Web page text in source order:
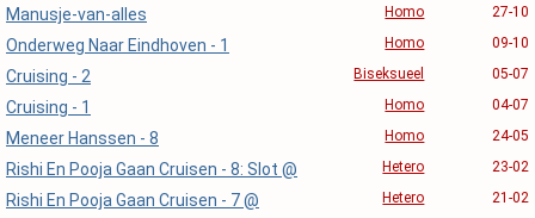
Manusje-van-alles Homo 27-10
Onderweg Naar Eindhoven - 1 Homo 09-10
Cruising - 2 Biseksueel 05-07
Cruising - 1 Homo 04-07
Meneer Hanssen - 8 Homo 24-05
Rishi En Pooja Gaan Cruisen - 8: Slot @ Hetero 23-02
Rishi En Pooja Gaan Cruisen - 7 @ Hetero 21-02